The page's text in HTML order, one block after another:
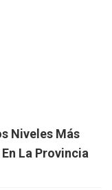
Niveles Más
La Provincia